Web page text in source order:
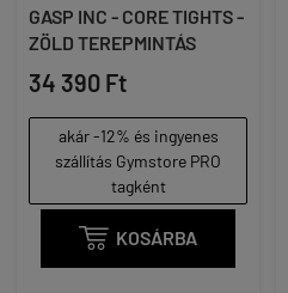
GASP INC - CORE TIGHTS -
ZÖLD TEREPMINTÁS
34 390 Ft
akár -12% és ingyenes
szállítás Gymstore PRO
tagként
 KOSÁRBA